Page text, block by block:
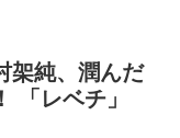
架純、潤んだ
「レベチ」